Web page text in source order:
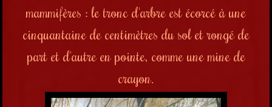
mammifères : le tronc d'arbre est écorcé à une
cinquantaine de centimètres du sol et rongé de
part et d'autre en pointe, comme une mine de
crayon.